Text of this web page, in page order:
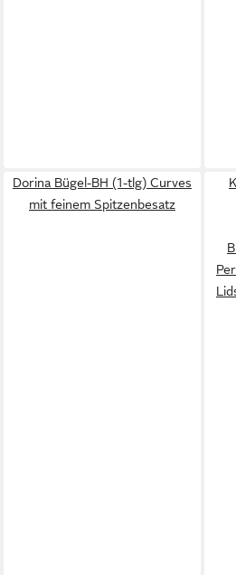
Dorina Bügel-BH (1-tlg) Curves
mit feinem Spitzenbesatz